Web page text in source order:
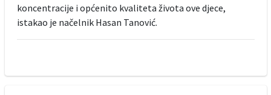
koncentracije i općenito kvaliteta života ove djece,
istakao je načelnik Hasan Tanović.